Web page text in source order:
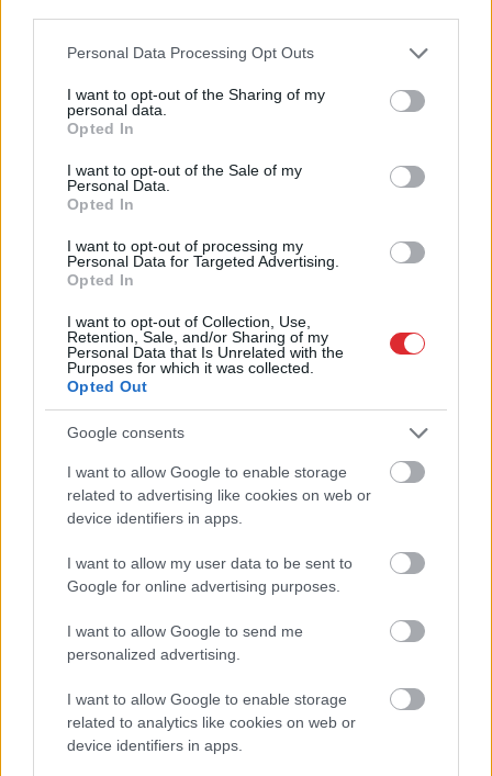
Please note that this website/app uses one or more Google
not limited to your visit or usage behaviour. You may click to
grant or deny consent to Google and its third-party tags to
use your data for below specified purposes in below Google
consent section.
Personal Data Processing Opt Outs
I want to opt-out of the Sharing of my
personal data.
Opted In
I want to opt-out of the Sale of my
Personal Data.
Opted In
I want to opt-out of processing my
Personal Data for Targeted Advertising.
Opted In
I want to opt-out of Collection, Use,
Retention, Sale, and/or Sharing of my
Personal Data that Is Unrelated with the
Purposes for which it was collected.
Opted Out
Google consents
I want to allow Google to enable storage
related to advertising like cookies on web or
device identifiers in apps.
I want to allow my user data to be sent to
Google for online advertising purposes.
I want to allow Google to send me
personalized advertising.
I want to allow Google to enable storage
related to analytics like cookies on web or
device identifiers in apps.
NosauktsEiropas
spēcīgākais izlūkdienests,
bet tas nav Ukrainai. Kurā
vietā ir Latvija?
Vecrīgu ir, bet cilvēku
nav – kaut kas ir greizi
ar jauno promenādi
sabiedrisko
transportu?” Ģimene
cena lika pārdomāt
Atcelt Ziņot